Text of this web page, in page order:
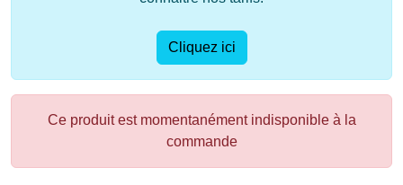
Cliquez ici
Ce produit est momentanément indisponible à la
commande